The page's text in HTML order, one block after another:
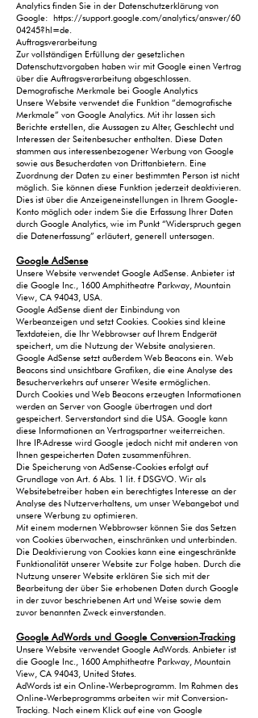
Analytics finden Sie in der Datenschutzerklärung von
Google: https://support.google.com/analytics/answer/60
04245?hl=de.
Auftragsverarbeitung
Zur vollständigen Erfüllung der gesetzlichen
Datenschutzvorgaben haben wir mit Google einen Vertrag
über die Auftragsverarbeitung abgeschlossen.
Demografische Merkmale bei Google Analytics
Unsere Website verwendet die Funktion “demografische
Merkmale” von Google Analytics. Mit ihr lassen sich
Berichte erstellen, die Aussagen zu Alter, Geschlecht und
Interessen der Seitenbesucher enthalten. Diese Daten
stammen aus interessenbezogener Werbung von Google
sowie aus Besucherdaten von Drittanbietern. Eine
Zuordnung der Daten zu einer bestimmten Person ist nicht
möglich. Sie können diese Funktion jederzeit deaktivieren.
Dies ist über die Anzeigeneinstellungen in Ihrem Google-
Konto möglich oder indem Sie die Erfassung Ihrer Daten
durch Google Analytics, wie im Punkt “Widerspruch gegen
die Datenerfassung” erläutert, generell untersagen.
Google AdSense
Unsere Website verwendet Google AdSense. Anbieter ist
die Google Inc., 1600 Amphitheatre Parkway, Mountain
View, CA 94043, USA.
Google AdSense dient der Einbindung von
Werbeanzeigen und setzt Cookies. Cookies sind kleine
Textdateien, die Ihr Webbrowser auf Ihrem Endgerät
speichert, um die Nutzung der Website analysieren.
Google AdSense setzt außerdem Web Beacons ein. Web
Beacons sind unsichtbare Grafiken, die eine Analyse des
Besucherverkehrs auf unserer Wesite ermöglichen.
Durch Cookies und Web Beacons erzeugten Informationen
werden an Server von Google übertragen und dort
gespeichert. Serverstandort sind die USA. Google kann
diese Informationen an Vertragspartner weiterreichen.
Ihre IP-Adresse wird Google jedoch nicht mit anderen von
Ihnen gespeicherten Daten zusammenführen.
Die Speicherung von AdSense-Cookies erfolgt auf
Grundlage von Art. 6 Abs. 1 lit. f DSGVO. Wir als
Websitebetreiber haben ein berechtigtes Interesse an der
Analyse des Nutzerverhaltens, um unser Webangebot und
unsere Werbung zu optimieren.
Mit einem modernen Webbrowser können Sie das Setzen
von Cookies überwachen, einschränken und unterbinden.
Die Deaktivierung von Cookies kann eine eingeschränkte
Funktionalität unserer Website zur Folge haben. Durch die
Nutzung unserer Website erklären Sie sich mit der
Bearbeitung der über Sie erhobenen Daten durch Google
in der zuvor beschriebenen Art und Weise sowie dem
zuvor benannten Zweck einverstanden.
Google AdWords und Google Conversion-Tracking
Unsere Website verwendet Google AdWords. Anbieter ist
die Google Inc., 1600 Amphitheatre Parkway, Mountain
View, CA 94043, United States.
AdWords ist ein Online-Werbeprogramm. Im Rahmen des
Online-Werbeprogramms arbeiten wir mit Conversion-
Tracking. Nach einem Klick auf eine von Google